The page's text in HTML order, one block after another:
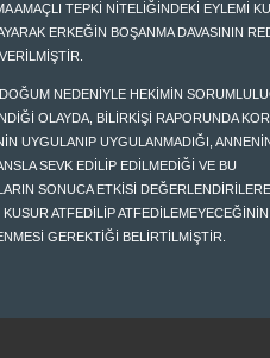
AMAÇLI TEPKİ NİTELİĞİNDEKİ EYLEMİ
ERKEĞİN BOŞANMA DAVASININ
NEDENİYLE HEKİMİN
OLAYDA, BİLİRKİŞİ RAPORUNDA
UYGULANIP UYGULANMADIĞI,
SEVK EDİLİP EDİLMEDİĞİ VE BU
SONUCA ETKİSİ
KUSUR ATFEDİLİP ATFEDİLEMEYECEĞİNİN
GEREKTİĞİ BELİRTİLMİŞTİR.